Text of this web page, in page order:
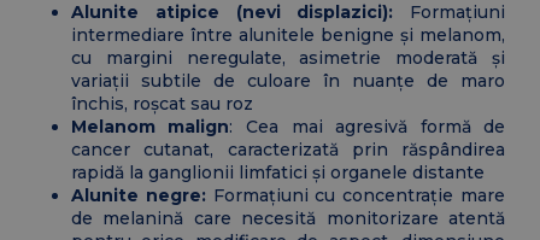
Alunite atipice (nevi displazici): Formațiuni
intermediare între alunitele benigne și melanom,
cu margini neregulate, asimetrie moderată și
variații subtile de culoare în nuanțe de maro
închis, roșcat sau roz
Melanom malign: Cea mai agresivă formă de
cancer cutanat, caracterizată prin răspândirea
rapidă la ganglionii limfatici și organele distante
Alunite negre: Formațiuni cu concentrație mare
de melanină care necesită monitorizare atentă